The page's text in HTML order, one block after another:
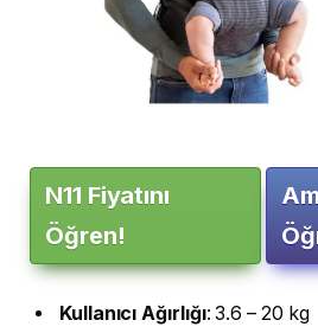
N11 Fiyatını
Öğren!
Kullanıcı Ağırlığı: 3.6 – 20 kg